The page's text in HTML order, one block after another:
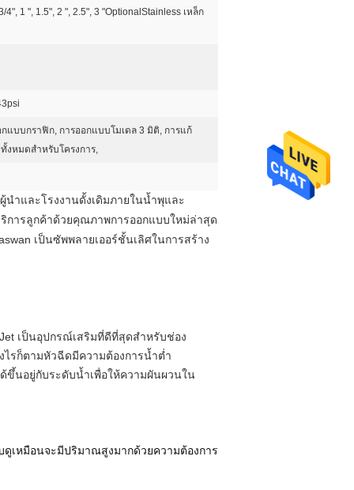
4", 1 ", 1.5", 2 ", 2.5", 3 "OptionalStainless เหล็ก
กแบบกราฟิก, การออกแบบโมเดล 3 มิติ, การแก้
งหมดสำหรับโครงการ,
นำและโรงงานดั้งเดิมภายในน้ำพุและ
การลูกค้าด้วยคุณภาพการออกแบบใหม่ล่าสุด
เป็นซัพพลายเออร์ชั้นเลิศในการสร้าง
เป็นอุปกรณ์เสริมที่ดีที่สุดสำหรับช่อง
รก็ตามหัวฉีดมีความต้องการน้ำต่ำ
ขึ้นอยู่กับระดับน้ำเพื่อให้ความผันผวนใน
หมือนจะมีปริมาณสูงมากด้วยความต้องการ